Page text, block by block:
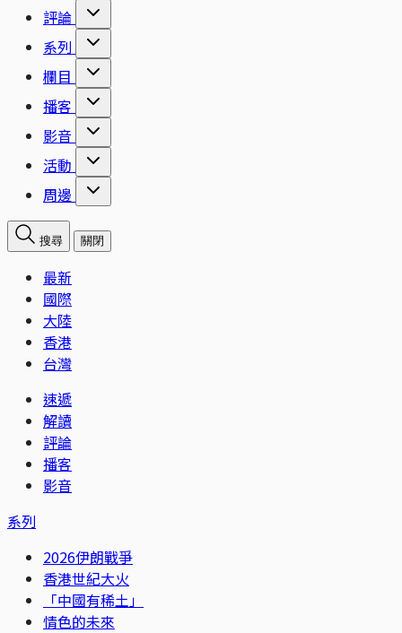
評論
系列
欄目
播客
影音
活動
周邊
搜尋 關閉
最新
國際
大陸
香港
台灣
速遞
解讀
評論
播客
影音
系列
2026伊朗戰爭
香港世紀大火
「中國有稀土」
情色的未來